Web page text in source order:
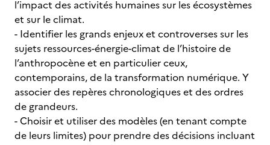
l’impact des activités humaines sur les écosystèmes
et sur le climat.
- Identifier les grands enjeux et controverses sur les
sujets ressources-énergie-climat de l’histoire de
l’anthropocène et en particulier ceux,
contemporains, de la transformation numérique. Y
associer des repères chronologiques et des ordres
de grandeurs.
- Choisir et utiliser des modèles (en tenant compte
de leurs limites) pour prendre des décisions incluant